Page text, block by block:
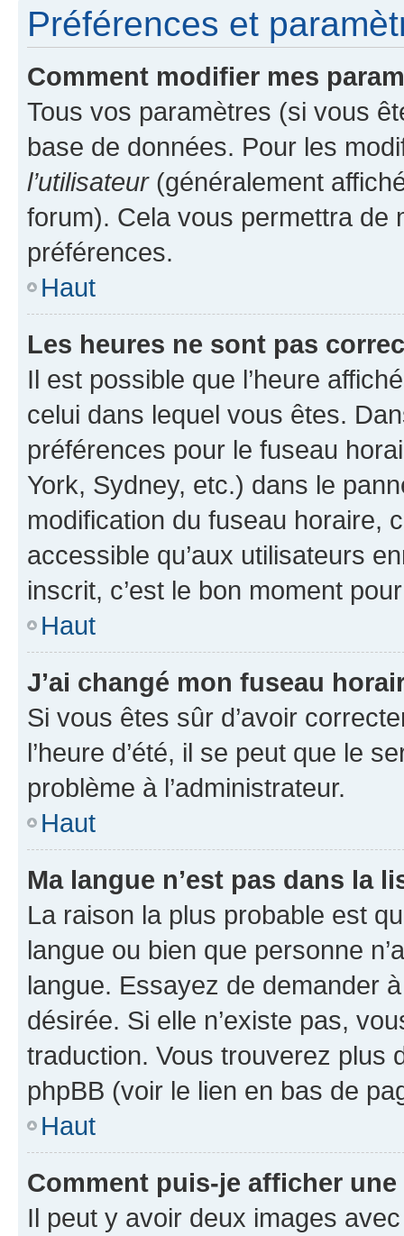
Préférences et
Comment modifier mes
Tous vos paramètres (si vous
base de données. Pour les
l’utilisateur(généralement
forum). Cela vous permettra de
préférences.
Haut
Les heures ne sont pas
Il est possible que l’heure
celui dans lequel vous êtes.
préférences pour le fuseau
York, Sydney, etc.) dans le
modification du fuseau horaire,
accessible qu’aux utilisateurs
inscrit, c’est le bon moment
Haut
J’ai changé mon fuseau
Si vous êtes sûr d’avoir
l’heure d’été, il se peut que le
problème à l’administrateur.
Haut
Ma langue n’est pas dans la
La raison la plus probable est
langue ou bien que personne
langue. Essayez de demander
désirée. Si elle n’existe pas,
traduction. Vous trouverez plus
phpBB (voir le lien en bas de
Haut
Comment puis-je afficher
Il peut y avoir deux images